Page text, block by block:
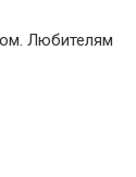
Любителям